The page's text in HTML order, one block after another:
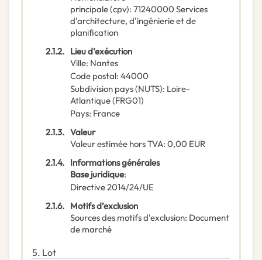
principale(cpv): 71240000 Services
d'architecture, d'ingénierie et de
planification
2.1.2. Lieu d’exécution
Ville: Nantes
Code postal: 44000
Subdivision pays (NUTS): Loire-
Atlantique(FRG01)
Pays: France
2.1.3. Valeur
Valeur estimée hors TVA: 0,00 EUR
2.1.4. Informations générales
Base juridique:
Directive 2014/24/UE
2.1.6. Motifs d’exclusion
Sources des motifs d'exclusion: Document
de marché
5. Lot